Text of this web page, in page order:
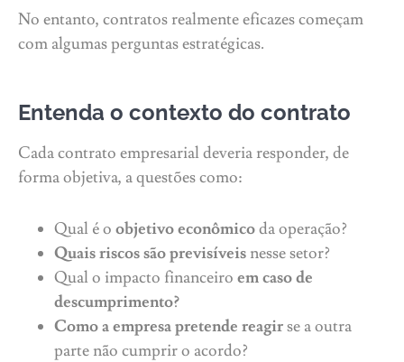
No entanto, contratos realmente eficazes começam
com algumas perguntas estratégicas.
Entenda o contexto do contrato
Cada contrato empresarial deveria responder, de
forma objetiva, a questões como:
Qual é o objetivo econômicoda operação?
Quais riscos são previsíveis nesse setor?
Qual o impacto financeiro em caso de
descumprimento?
Como a empresa pretende reagirse a outra
parte não cumprir o acordo?